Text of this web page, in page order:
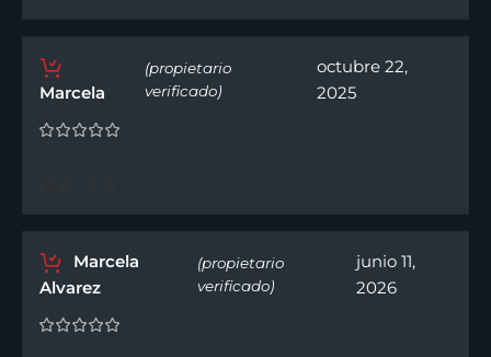
Marcela
(propietario
verificado)
octubre 22,
2025
Marcela
Alvarez
(propietario
verificado)
junio 11,
2026